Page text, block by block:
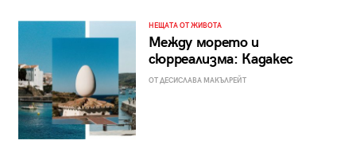
НЕЩАТА ОТ ЖИВОТА
Между морето и
сюрреализма: Кадакес
ОТ ДЕСИСЛАВА МАКЪЛРЕЙТ